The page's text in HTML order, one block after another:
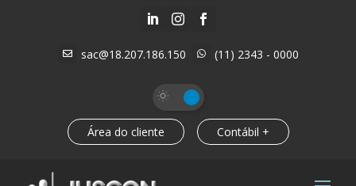
  
 sac@18.207.186.150  (11) 2343 - 0000
Área do cliente Contábil +